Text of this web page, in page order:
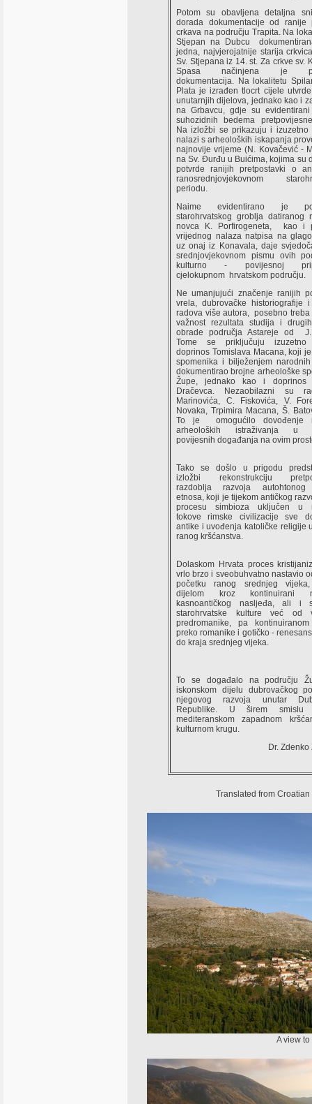
Potom su obavljena detaljna
dorada dokumentacije od ranije
crkava na području Trapita. Na
Stjepan na Dubcu
jedna, najvjerojatnije starija
Sv. Stjepana iz 14. st. Za crkve sv.
Spasa načinjena je
dokumentacija. Na lokalitetu
Plata je izrađen tlocrt cijele
unutarnjih dijelova, jednako kao i
na Grbavcu, gdje su
suhozidnih bedema
Na izložbi se prikazuju i izuzetno
nalazi s arheoloških iskapanja
najnovije vrijeme (N. Kovačević -
na Sv. Đurđu u Buićima, kojima su
potvrde ranijih pretpostavki o
ranosrednjovjekovnom
periodu.
Naime evidentirano je
starohrvatskog groblja datiranog
novca K. Porfirogeneta, kao i
vrijednog nalaza natpisa na
uz onaj iz Konavala, daje
srednjovjekovnom pismu ovih
kulturno - povijesnoj
cjelokupnom hrvatskom području.
Ne umanjujući značenje ranijih
vrela, dubrovačke historiografije
radova više autora, posebno treba
važnost rezultata studija i
obrade područja Astareje od
Tome se priključuju izuzetno
doprinos Tomislava Macana, koji
spomenika i bilježenjem
dokumentirao brojne arheološke
Župe, jednako kao i doprinos
Dračevca. Nezaobilazni su
Marinovića, C. Fiskovića, V.
Novaka, Trpimira Macana, Š.
To je omogućilo dovođenje
arheoloških istraživanja u
povijesnih događanja na ovim
Tako se došlo u prigodu
izložbi rekonstrukciju
razdoblja razvoja autohtonog
etnosa, koji je tijekom antičkog
procesu simbioza uključen u
tokove rimske civilizacije sve
antike i uvođenja katoličke religije
ranog kršćanstva.
Dolaskom Hrvata proces
vrlo brzo i sveobuhvatno nastavio
početku ranog srednjeg
dijelom kroz kontinuirani
kasnoantičkog nasljeđa, ali i
starohrvatske kulture već od
predromanike, pa
preko romanike i gotičko -
do kraja srednjeg vijeka.
To se događalo na području
iskonskom dijelu dubrovačkog
njegovog razvoja unutar
Republike. U širem smislu
mediteranskom zapadnom
kulturnom krugu.
Dr.
Translated from
A view